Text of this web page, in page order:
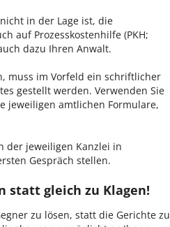
in der Lage ist, die
auf Prozesskostenhilfe (PKH;
dazu Ihren Anwalt.
muss im Vorfeld ein schriftlicher
gestellt werden. Verwenden Sie
jeweiligen amtlichen Formulare,
der jeweiligen Kanzlei in
Gespräch stellen.
statt gleich zu Klagen!
zu lösen, statt die Gerichte zu